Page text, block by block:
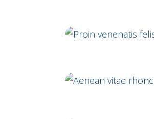
Quisque id maximus
Proin venenatis felis